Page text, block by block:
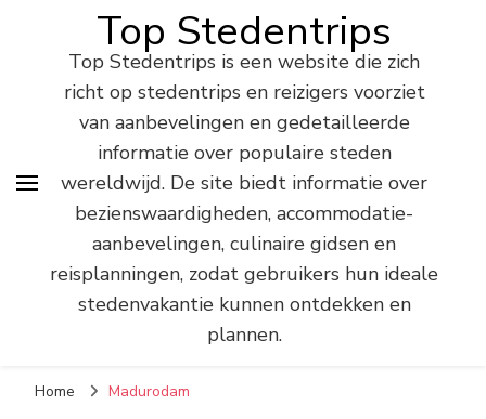
Top Stedentrips
Top Stedentrips is een website die zich
richt op stedentrips en reizigers voorziet
van aanbevelingen en gedetailleerde
informatie over populaire steden
wereldwijd. De site biedt informatie over
bezienswaardigheden, accommodatie-
aanbevelingen, culinaire gidsen en
reisplanningen, zodat gebruikers hun ideale
stedenvakantie kunnen ontdekken en
plannen.
Home Madurodam